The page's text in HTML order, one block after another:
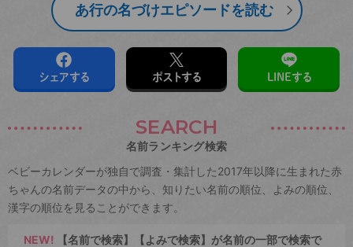
あ行の名づけエピソードを読む
シェアする ポストする LINEする
SEARCH
名前ランキング検索
ベビーカレンダーが独自で調査・集計した2017年以降に生まれた赤
ちゃんの名前データの中から、知りたい名前の順位、よみの順位、
漢字の順位を見ることができます。
NEW! 【名前で検索】【よみで検索】が名前の一部で検索で